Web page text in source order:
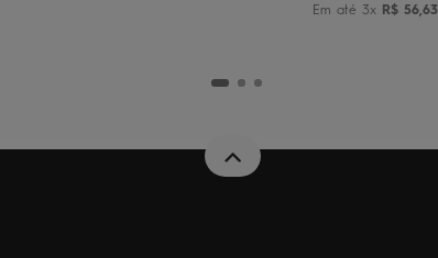
Em até3x R$ 56,63